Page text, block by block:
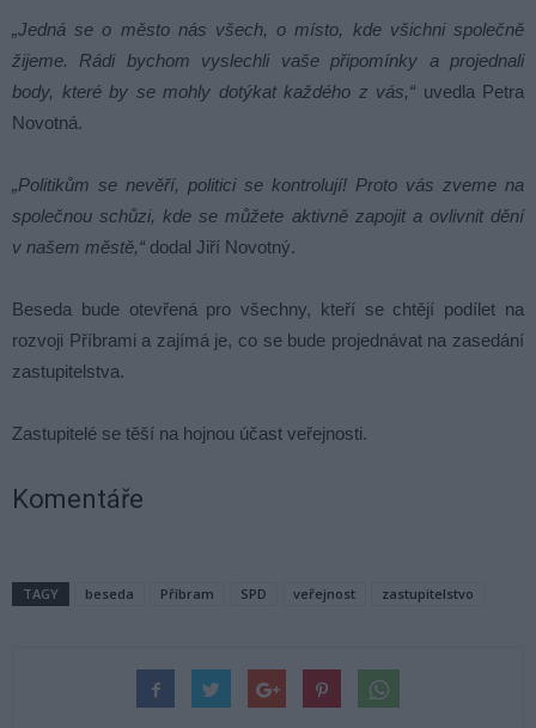
„Jedná se o město nás všech, o místo, kde všichni společně
žijeme. Rádi bychom vyslechli vaše připomínky a projednali
body, které by se mohly dotýkat každého z vás,“ uvedla Petra
Novotná.
„Politikům se nevěří, politici se kontrolují! Proto vás zveme na
společnou schůzi, kde se můžete aktivně zapojit a ovlivnit dění
v našem městě,“ dodal Jiří Novotný.
Beseda bude otevřená pro všechny, kteří se chtějí podílet na
rozvoji Příbrami a zajímá je, co se bude projednávat na zasedání
zastupitelstva.
Zastupitelé se těší na hojnou účast veřejnosti.
Komentáře
TAGY beseda Příbram SPD veřejnost zastupitelstvo